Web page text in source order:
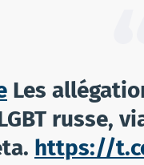
Les
russe,
https://